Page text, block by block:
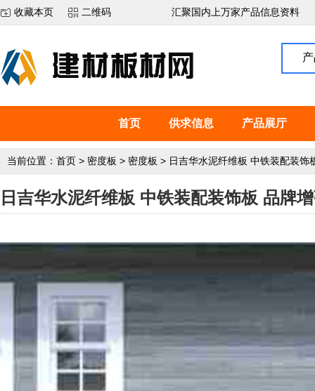
收藏本页 二维码 汇聚国内上万家产品信息资料
首页 供求信息 产品展厅
当前位置： 首页 > 密度板 > 密度板 > 日吉华水泥纤维板 中铁装配装
日吉华水泥纤维板 中铁装配装饰板 品牌